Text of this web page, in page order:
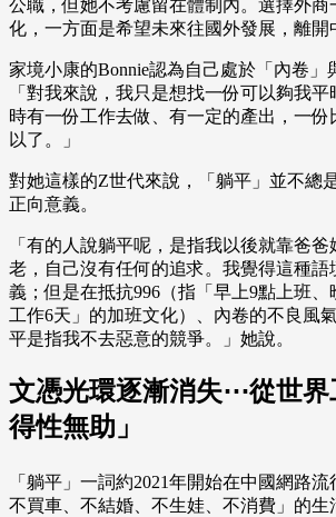
公職，但她不考慮留在體制內。選擇外商
化，一方面是希望未來往國外發展，離開
家境小康的Bonnie認為自己處於「內卷」
「對我來說，我只是想找一份可以夠我
時有一份工作去做、有一定的產出，一
以了。」
對她這樣的Z世代來說，「躺平」並不總
正向意義。
「有的人說躺平呢，是指我以後就靠爸
老，自己沒有任何的追求。我覺得這種語
義；但是在抵抗996（指「早上9點上班、
工作6天」的加班文化）、內卷的不良風
平是指我不去惡意的競爭。」她說。
文憑光環逐漸消失⋯從世界
得性無助」
「躺平」一詞約2021年開始在中國網路流
不買車、不結婚、不生娃、不消費」的生